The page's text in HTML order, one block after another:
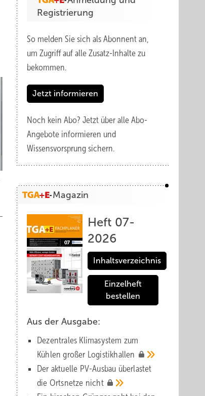
Registrierung
So melden Sie sich als Abonnent an,
um Zugriff auf alle Zusatz-Inhalte zu
bekommen.
Jetzt informieren
Noch kein Abo? Jetzt über alle Abo-
Angebote informieren und
Wissensvorsprung sichern.
Magazin
Heft 07-
2026
Inhaltsverzeichnis
Einzelheft
bestellen
Aus der Ausgabe:
Dezentrales Klimasystem zum
Kühlen großer Logistik­hallen
Der aktuelle PV-Ausbau über­lastet
die Orts­netze nicht